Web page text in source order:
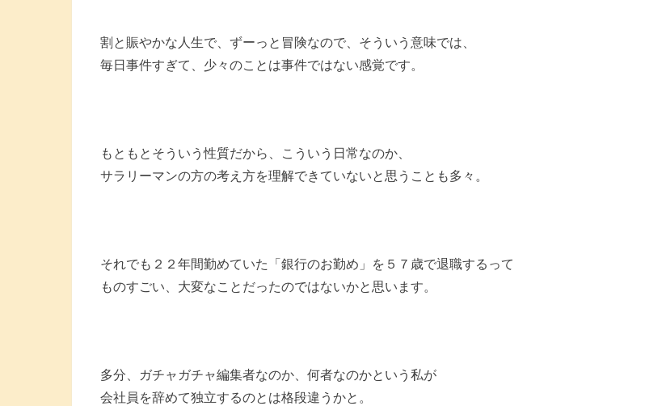
割と賑やかな人生で、ずーっと冒険なので、そういう意味では、
毎日事件すぎて、少々のことは事件ではない感覚です。
もともとそういう性質だから、こういう日常なのか、
サラリーマンの方の考え方を理解できていないと思うことも多々。
それでも２２年間勤めていた「銀行のお勤め」を５７歳で退職するって
ものすごい、大変なことだったのではないかと思います。
多分、ガチャガチャ編集者なのか、何者なのかという私が
会社員を辞めて独立するのとは格段違うかと。